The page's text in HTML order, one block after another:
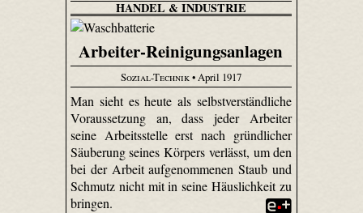
HANDEL & INDUSTRIE
Arbeiter-Reinigungsanlagen
Sozial-Technik• April 1917
Man sieht es heute als selbstverständliche
Voraussetzung an, dass jeder Arbeiter
seine Arbeitsstelle erst nach gründlicher
Säuberung seines Körpers verlässt, um den
bei der Arbeit aufgenommenen Staub und
Schmutz nicht mit in seine Häuslichkeit zu
bringen.